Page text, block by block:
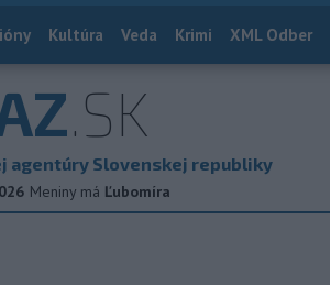
Kultúra Veda Krimi XML Odber
.SK
agentúry Slovenskej republiky
Meniny má Ľubomíra